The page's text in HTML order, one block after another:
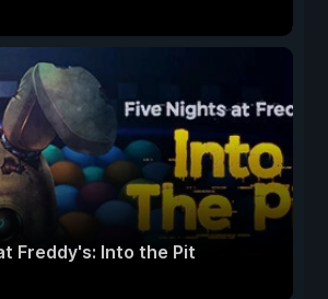
Freddy's: Into the Pit